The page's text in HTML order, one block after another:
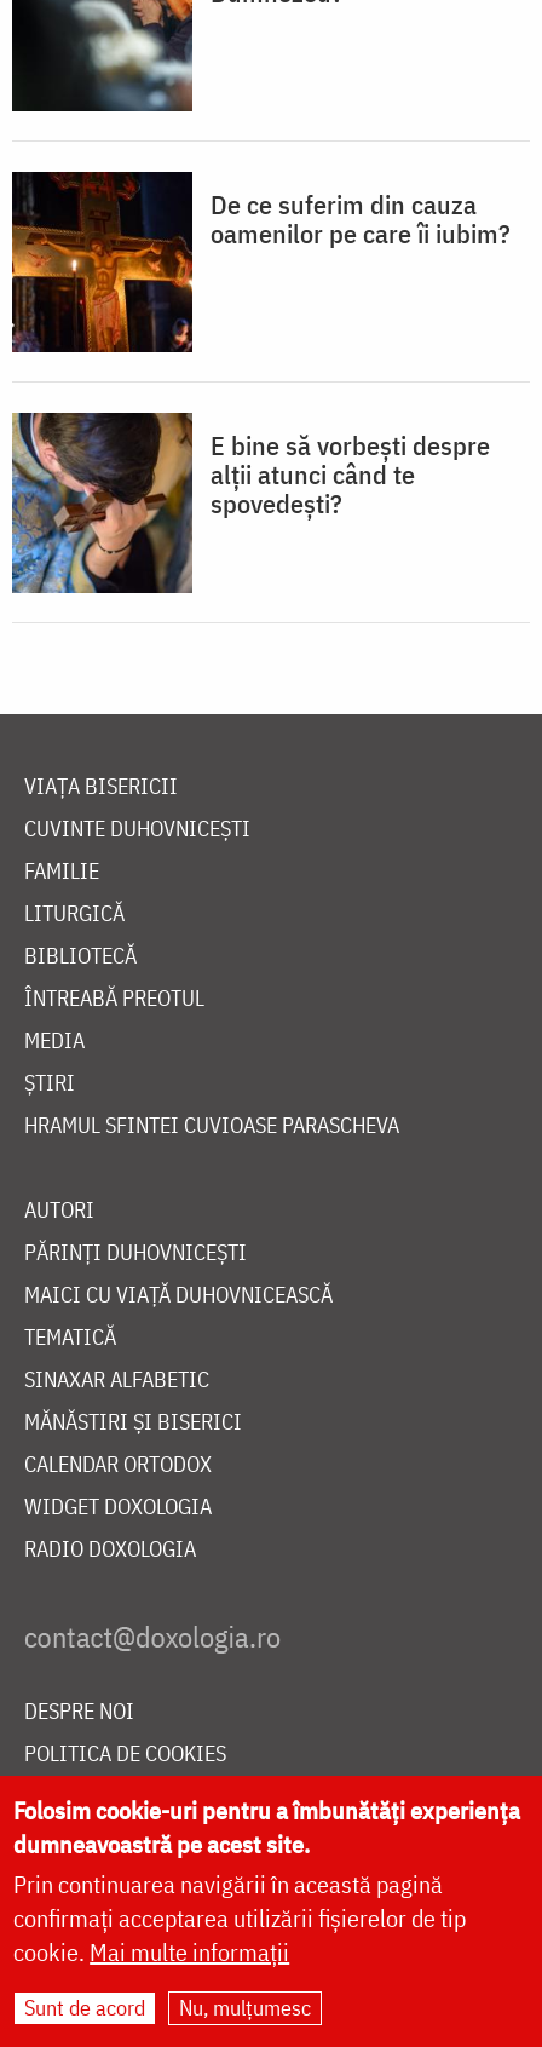
De ce suferim din cauza
oamenilor pe care îi iubim?
E bine să vorbești despre
alții atunci când te
spovedești?
VIAȚA BISERICII
CUVINTE DUHOVNICEȘTI
FAMILIE
LITURGICĂ
BIBLIOTECĂ
ÎNTREABĂ PREOTUL
MEDIA
ȘTIRI
HRAMUL SFINTEI CUVIOASE PARASCHEVA
AUTORI
PĂRINȚI DUHOVNICEȘTI
MAICI CU VIAȚĂ DUHOVNICEASCĂ
TEMATICĂ
SINAXAR ALFABETIC
MĂNĂSTIRI ȘI BISERICI
CALENDAR ORTODOX
WIDGET DOXOLOGIA
RADIO DOXOLOGIA
DESPRE NOI
POLITICA DE COOKIES
DONEAZĂ ONLINE PENTRU CATEDRALA NAȚIONALĂ
LIVE
Site dezvoltat deDOXOLOGIA MEDIA
Arhiepiscopia Iașilor | ©
Folosim cookie-uri pentru a îmbunătăți experiența
dumneavoastră pe acest site.
Prin continuarea navigării în această pagină
confirmați acceptarea utilizării fișierelor de tip
cookie. Mai multe informații
Sunt de acord Nu, mulțumesc